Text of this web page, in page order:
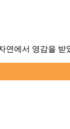
연에서 영감을 받